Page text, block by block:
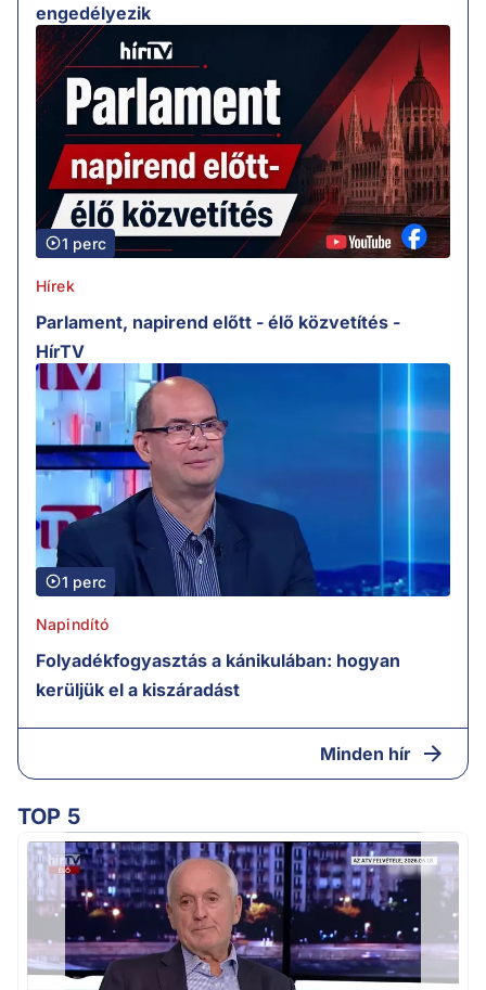
engedélyezik
1 perc
Hírek
Parlament, napirend előtt - élő közvetítés -
HírTV
1 perc
Napindító
Folyadékfogyasztás a kánikulában: hogyan
kerüljük el a kiszáradást
Minden hír
TOP 5